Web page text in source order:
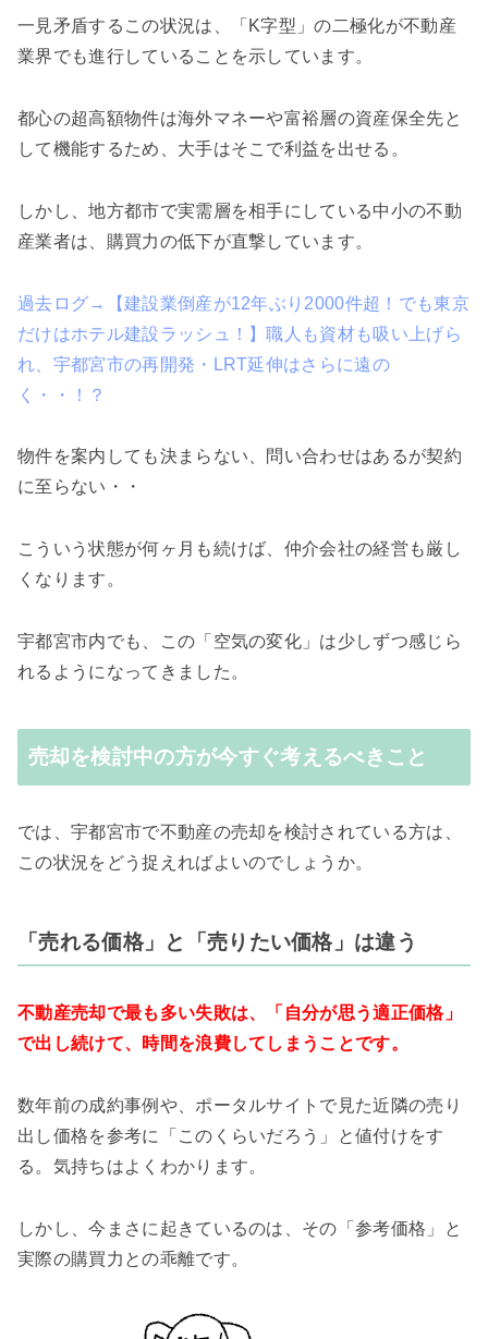
一見矛盾するこの状況は、「K字型」の二極化が不動産
業界でも進行していることを示しています。
都心の超高額物件は海外マネーや富裕層の資産保全先と
して機能するため、大手はそこで利益を出せる。
しかし、地方都市で実需層を相手にしている中小の不動
産業者は、購買力の低下が直撃しています。
過去ログ→【建設業倒産が12年ぶり2000件超！でも東京
だけはホテル建設ラッシュ！】職人も資材も吸い上げら
れ、宇都宮市の再開発・LRT延伸はさらに遠の
く・・！？
物件を案内しても決まらない、問い合わせはあるが契約
に至らない・・
こういう状態が何ヶ月も続けば、仲介会社の経営も厳し
くなります。
宇都宮市内でも、この「空気の変化」は少しずつ感じら
れるようになってきました。
売却を検討中の方が今すぐ考えるべきこと
では、宇都宮市で不動産の売却を検討されている方は、
この状況をどう捉えればよいのでしょうか。
「売れる価格」と「売りたい価格」は違う
不動産売却で最も多い失敗は、「自分が思う適正価格」
で出し続けて、時間を浪費してしまうことです。
数年前の成約事例や、ポータルサイトで見た近隣の売り
出し価格を参考に「このくらいだろう」と値付けをす
る。気持ちはよくわかります。
しかし、今まさに起きているのは、その「参考価格」と
実際の購買力との乖離です。